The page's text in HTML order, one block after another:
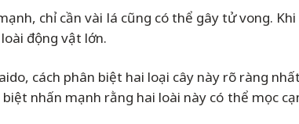
chỉ cần vài lá cũng có thể gây tử vong.
động vật lớn.
cách phân biệt hai loại cây này rõ ràng
nhấn mạnh rằng hai loài này có thể mọc